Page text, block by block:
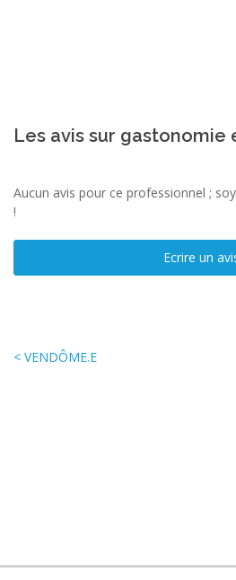
Les avis sur
Aucun avis pour ce professionnel ;
!
Ecrire un
< VENDÔME.E